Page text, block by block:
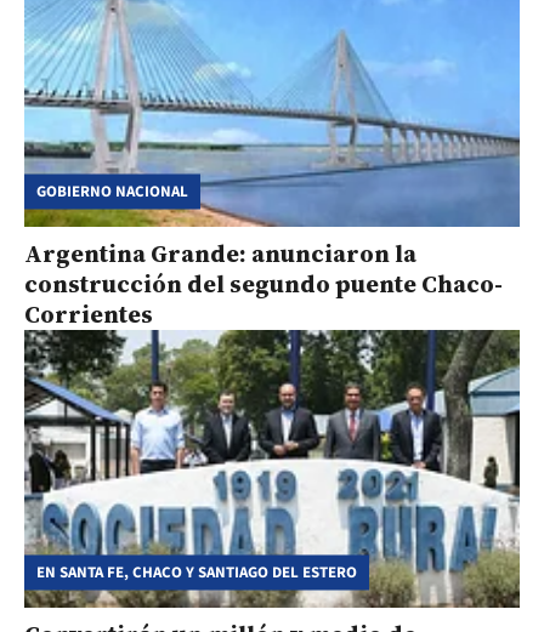
GOBIERNO NACIONAL
Argentina Grande: anunciaron la
construcción del segundo puente Chaco-
Corrientes
EN SANTA FE, CHACO Y SANTIAGO DEL ESTERO